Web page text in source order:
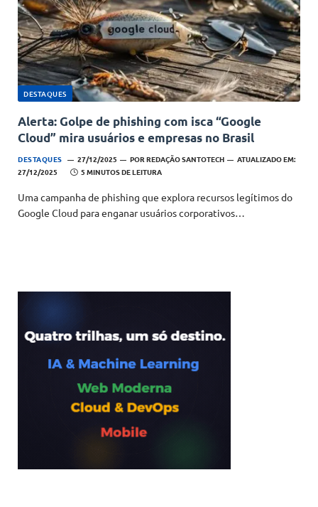
DESTAQUES
Alerta: Golpe de phishing com isca “Google
Cloud” mira usuários e empresas no Brasil
DESTAQUES 27/12/2025 POR REDAÇÃO SANTOTECH
ATUALIZADO EM:
27/12/2025
5 MINUTOS DE LEITURA
Uma campanha de phishing que explora recursos legítimos do
Google Cloud para enganar usuários corporativos…